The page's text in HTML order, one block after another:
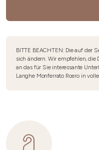
BITTE BEACHTEN: Die auf der
sich ändern. Wir empfehlen,
an das für Sie interessante
Langhe Monferrato Roero in